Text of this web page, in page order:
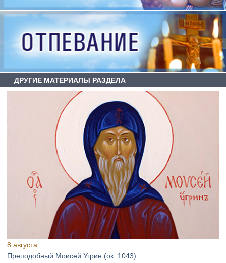
ДРУГИЕ МАТЕРИАЛЫ РАЗДЕЛА
8 августа
Преподобный Моисей Угрин (ок. 1043)